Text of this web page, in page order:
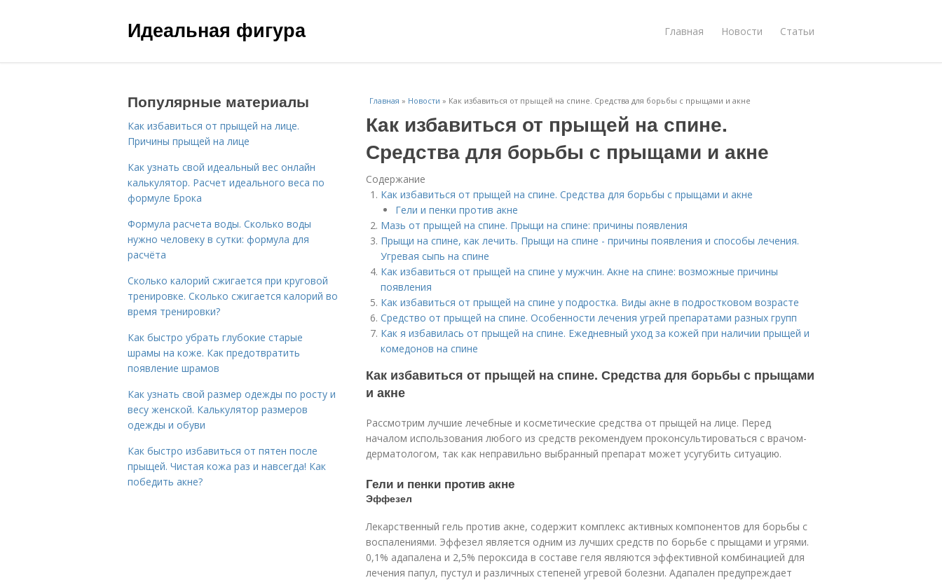
Идеальная фигура Главная Новости Статьи
Главная » Новости » Как избавиться от прыщей на спине. Средства для борьбы с прыщами и акне
Как избавиться от прыщей на спине.
Средства для борьбы с прыщами и акне
Содержание
Как избавиться от прыщей на спине. Средства для борьбы с прыщами и акне
Гели и пенки против акне
Мазь от прыщей на спине. Прыщи на спине: причины появления
Прыщи на спине, как лечить. Прыщи на спине - причины появления и способы лечения.
Угревая сыпь на спине
Как избавиться от прыщей на спине у мужчин. Акне на спине: возможные причины
появления
Как избавиться от прыщей на спине у подростка. Виды акне в подростковом возрасте
Средство от прыщей на спине. Особенности лечения угрей препаратами разных групп
Как я избавилась от прыщей на спине. Ежедневный уход за кожей при наличии прыщей и
комедонов на спине
Как избавиться от прыщей на спине. Средства для борьбы с прыщами
и акне
Рассмотрим лучшие лечебные и косметические средства от прыщей на лице. Перед
началом использования любого из средств рекомендуем проконсультироваться с врачом-
дерматологом, так как неправильно выбранный препарат может усугубить ситуацию.
Гели и пенки против акне
Эффезел
Лекарственный гель против акне, содержит комплекс активных компонентов для борьбы с
воспалениями. Эффезел является одним из лучших средств по борьбе с прыщами и угрями.
0,1% адапалена и 2,5% пероксида в составе геля являются эффективной комбинацией для
лечения папул, пустул и различных степеней угревой болезни. Адапален предупреждает
Популярные материалы
Как избавиться от прыщей на лице.
Причины прыщей на лице
Как узнать свой идеальный вес онлайн
калькулятор. Расчет идеального веса по
формуле Брока
Формула расчета воды. Сколько воды
нужно человеку в сутки: формула для
расчёта
Сколько калорий сжигается при круговой
тренировке. Сколько сжигается калорий во
время тренировки?
Как быстро убрать глубокие старые
шрамы на коже. Как предотвратить
появление шрамов
Как узнать свой размер одежды по росту и
весу женской. Калькулятор размеров
одежды и обуви
Как быстро избавиться от пятен после
прыщей. Чистая кожа раз и навсегда! Как
победить акне?